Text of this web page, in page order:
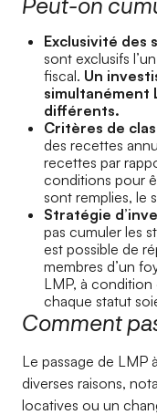
Exclusivité des
sont exclusifs
fiscal. Un
simultanément
différents.
Critères de
des recettes
recettes par
conditions pour
sont remplies, le
Stratégie
pas cumuler les
est possible de
membres d’un
LMP, à condition
chaque statut
Comment
Le passage de LMP
diverses raisons,
locatives ou un